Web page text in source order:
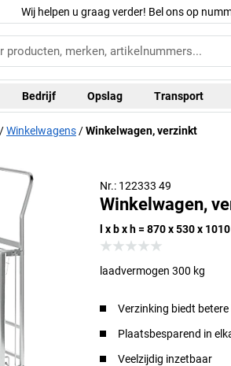
Wij helpen u graag verder! Bel ons op
Bedrijf Opslag Transport
Winkelwagens Winkelwagen, verzinkt
Nr.: 122333 49
Winkelwagen,
l x b x h = 870 x 530 x
laadvermogen 300 kg
Verzinking biedt
Plaatsbesparend in
Veelzijdig inzetbaar